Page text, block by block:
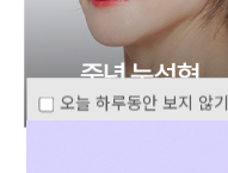
오늘 하루동안 보지 않기